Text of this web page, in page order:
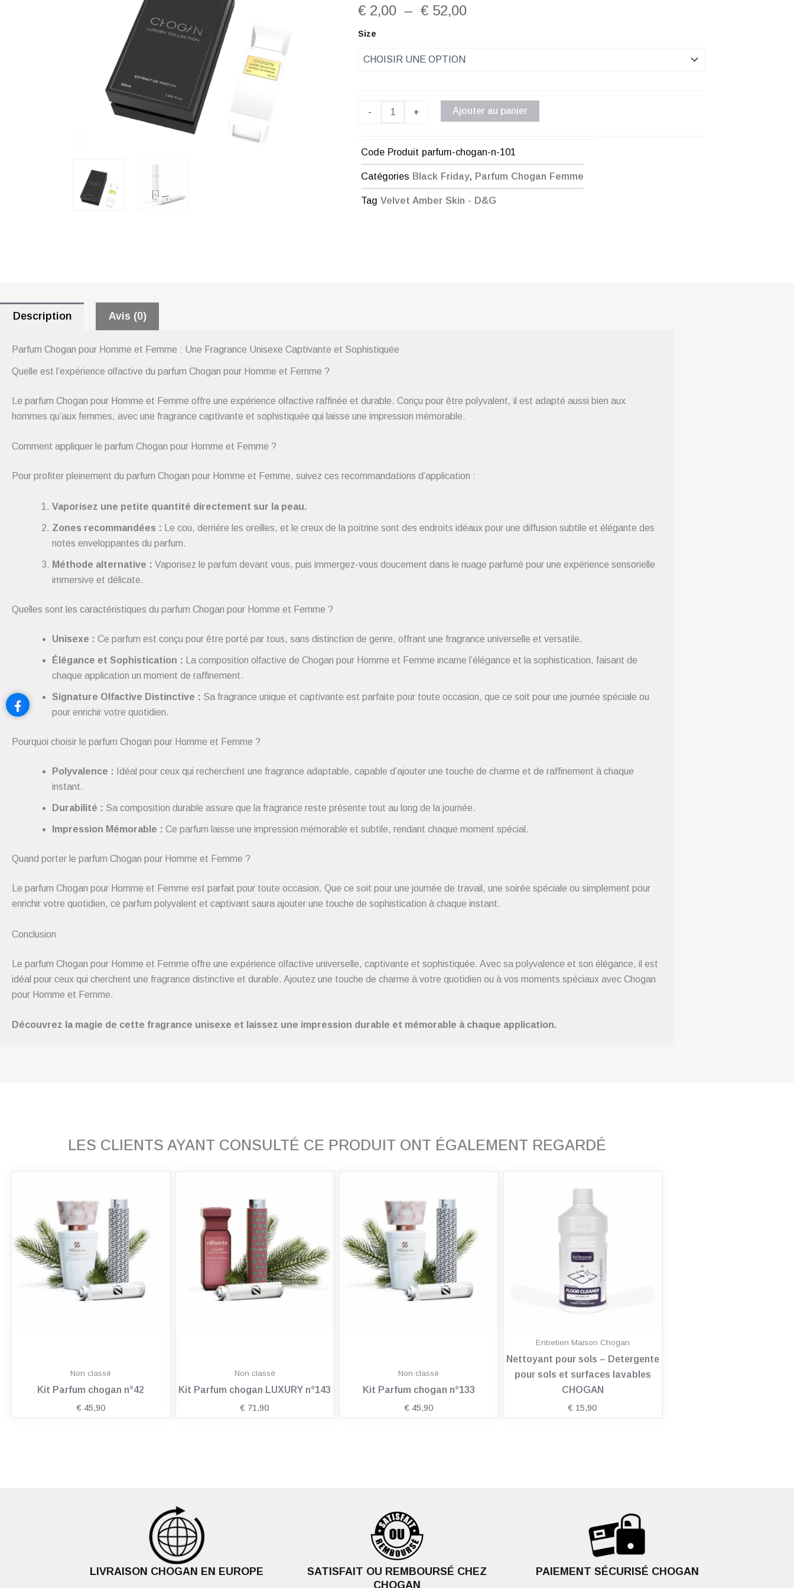
€ 2,00 – € 52,00Plage
à
€ 52,00
Size
-
quantité
Parfum
Chogan
+ Ajouter au panier
Code Produit parfum-chogan-n-101
Catégories Black Friday, Parfum Chogan Femme
Tag Velvet Amber Skin - D&G
Description Avis (0)
Parfum Chogan pour Homme et Femme : Une Fragrance Unisexe Captivante et Sophistiquée
Quelle est l’expérience olfactive du parfum Chogan pour Homme et Femme ?
Le parfum Chogan pour Homme et Femme offre une expérience olfactive raffinée et durable. Conçu pour être polyvalent, il est adapté aussi bien aux
hommes qu’aux femmes, avec une fragrance captivante et sophistiquée qui laisse une impression mémorable.
Comment appliquer le parfum Chogan pour Homme et Femme ?
Pour profiter pleinement du parfum Chogan pour Homme et Femme, suivez ces recommandations d’application :
Vaporisez une petite quantité directement sur la peau.
Zones recommandées : Le cou, derrière les oreilles, et le creux de la poitrine sont des endroits idéaux pour une diffusion subtile et élégante des
notes enveloppantes du parfum.
Méthode alternative : Vaporisez le parfum devant vous, puis immergez-vous doucement dans le nuage parfumé pour une expérience sensorielle
immersive et délicate.
Quelles sont les caractéristiques du parfum Chogan pour Homme et Femme ?
Unisexe : Ce parfum est conçu pour être porté par tous, sans distinction de genre, offrant une fragrance universelle et versatile.
Élégance et Sophistication : La composition olfactive de Chogan pour Homme et Femme incarne l’élégance et la sophistication, faisant de
chaque application un moment de raffinement.
Signature Olfactive Distinctive : Sa fragrance unique et captivante est parfaite pour toute occasion, que ce soit pour une journée spéciale ou
pour enrichir votre quotidien.
Pourquoi choisir le parfum Chogan pour Homme et Femme ?
Polyvalence : Idéal pour ceux qui recherchent une fragrance adaptable, capable d’ajouter une touche de charme et de raffinement à chaque
instant.
Durabilité : Sa composition durable assure que la fragrance reste présente tout au long de la journée.
Impression Mémorable : Ce parfum laisse une impression mémorable et subtile, rendant chaque moment spécial.
Quand porter le parfum Chogan pour Homme et Femme ?
Le parfum Chogan pour Homme et Femme est parfait pour toute occasion. Que ce soit pour une journée de travail, une soirée spéciale ou simplement pour
enrichir votre quotidien, ce parfum polyvalent et captivant saura ajouter une touche de sophistication à chaque instant.
Conclusion
Le parfum Chogan pour Homme et Femme offre une expérience olfactive universelle, captivante et sophistiquée. Avec sa polyvalence et son élégance, il est
idéal pour ceux qui cherchent une fragrance distinctive et durable. Ajoutez une touche de charme à votre quotidien ou à vos moments spéciaux avec Chogan
pour Homme et Femme.
Découvrez la magie de cette fragrance unisexe et laissez une impression durable et mémorable à chaque application.
LES CLIENTS AYANT CONSULTÉ CE PRODUIT ONT ÉGALEMENT REGARDÉ
Non classé
Kit Parfum chogan n°42
€ 45,90
Non classé
Kit Parfum chogan LUXURY n°143
€ 71,90
Non classé
Kit Parfum chogan n°133
€ 45,90
Entretien Maison Chogan
Nettoyant pour sols – Detergente
pour sols et surfaces lavables
CHOGAN
€ 15,90
LIVRAISON CHOGAN EN EUROPE
SATISFAIT OU REMBOURSÉ CHEZ
CHOGAN
PAIEMENT SÉCURISÉ CHOGAN